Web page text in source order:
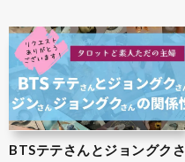
BTSテテさんとジョングクさ